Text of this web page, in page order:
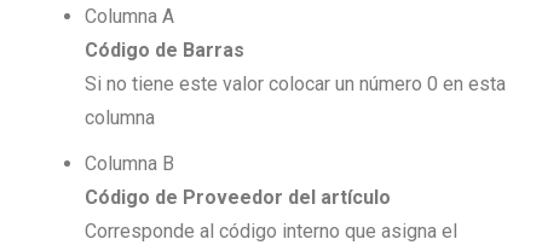
Columna A
Código de Barras
Si no tiene este valor colocar un número 0 en esta
columna
Columna B
Código de Proveedor del artículo
Corresponde al código interno que asigna el